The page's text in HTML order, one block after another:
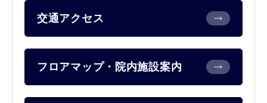
交通アクセス
フロアマップ・院内施設案内